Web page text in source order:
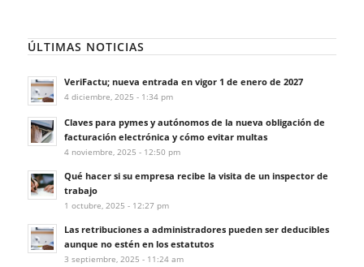
ÚLTIMAS NOTICIAS
VeriFactu; nueva entrada en vigor 1 de enero de 2027
4 diciembre, 2025 - 1:34 pm
Claves para pymes y autónomos de la nueva obligación de
facturación electrónica y cómo evitar multas
4 noviembre, 2025 - 12:50 pm
Qué hacer si su empresa recibe la visita de un inspector de
trabajo
1 octubre, 2025 - 12:27 pm
Las retribuciones a administradores pueden ser deducibles
aunque no estén en los estatutos
3 septiembre, 2025 - 11:24 am